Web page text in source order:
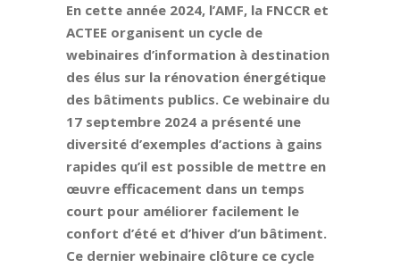
En cette année 2024, l’AMF, la FNCCR et
ACTEE organisent un cycle de
webinaires d’information à destination
des élus sur la rénovation énergétique
des bâtiments publics. Ce webinaire du
17 septembre 2024 a présenté une
diversité d’exemples d’actions à gains
rapides qu’il est possible de mettre en
œuvre efficacement dans un temps
court pour améliorer facilement le
confort d’été et d’hiver d’un bâtiment.
Ce dernier webinaire clôture ce cycle